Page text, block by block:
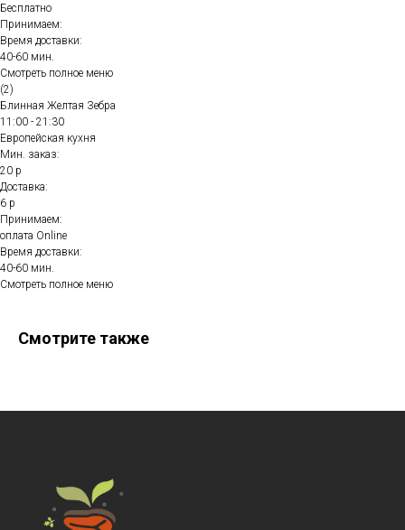
Бесплатно
Принимаем:
Время доставки:
40-60 мин.
Смотреть полное меню
(2)
Блинная Желтая Зебра
11:00 - 21:30
Европейская кухня
Мин. заказ:
20 р
Доставка:
6 р
Принимаем:
оплата Online
Время доставки:
40-60 мин.
Смотреть полное меню
Смотрите также